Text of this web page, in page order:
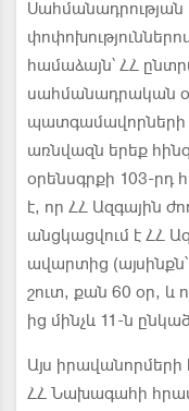
Սահմանադրության
համաձայն՝ ՀՀ
սահմանադրական
պատգամավորների
առնվազն երեք
օրենսգրքի 103-րդ
է, որ ՀՀ Ազգային
անցկացվում է ՀՀ
ավարտից
շուտ, քան 60 օր, և
ից մինչև 11-ն
Այս իրավանորմերի
ՀՀ Նախագահի